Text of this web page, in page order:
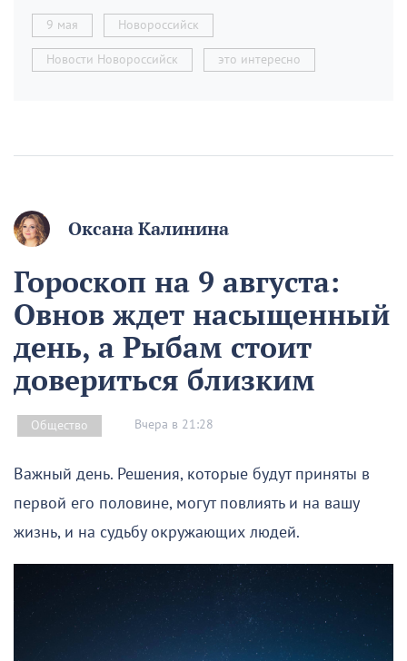
9 мая Новороссийск
Новости Новороссийск это интересно
Оксана Калинина
Гороскоп на 9 августа:
Овнов ждет насыщенный
день, а Рыбам стоит
довериться близким
Общество Вчера в 21:28
Важный день. Решения, которые будут приняты в
первой его половине, могут повлиять и на вашу
жизнь, и на судьбу окружающих людей.